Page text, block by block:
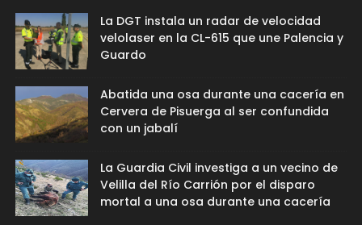
La DGT instala un radar de velocidad
velolaser en la CL-615 que une Palencia y
Guardo
Abatida una osa durante una cacería en
Cervera de Pisuerga al ser confundida
con un jabalí
La Guardia Civil investiga a un vecino de
Velilla del Río Carrión por el disparo
mortal a una osa durante una cacería